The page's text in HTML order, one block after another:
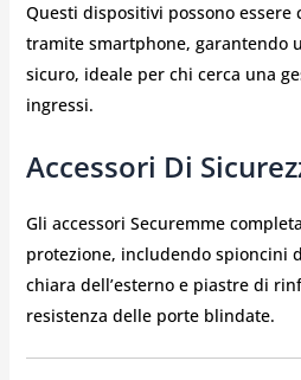
Questi dispositivi possono
tramite smartphone, garantendo
sicuro, ideale per chi cerca una
ingressi.
Accessori Di
Gli accessori Securemme
protezione, includendo spioncini
chiara dell’esterno e piastre di
resistenza delle porte blindate.